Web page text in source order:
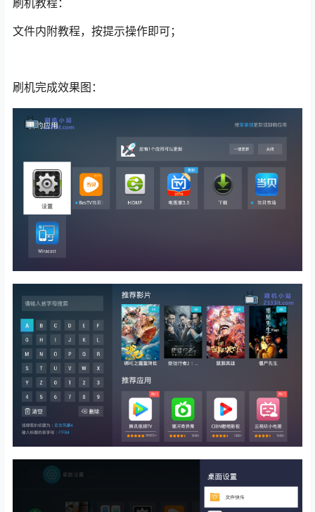
刷机教程：
文件内附教程，按提示操作即可；
刷机完成效果图：